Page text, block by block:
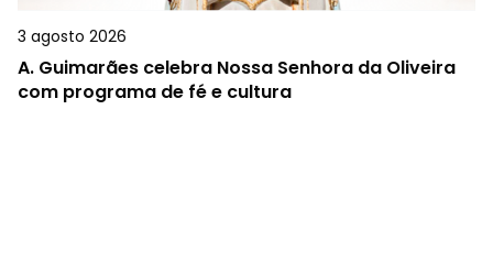
3 agosto 2026
A. Guimarães celebra Nossa Senhora da Oliveira
com programa de fé e cultura